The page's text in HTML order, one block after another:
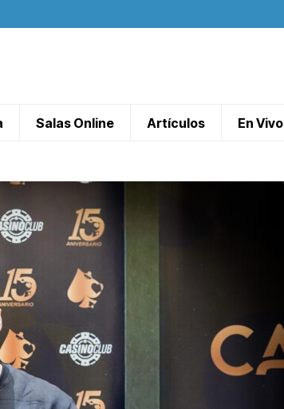
Salas Online Artículos En Vivo